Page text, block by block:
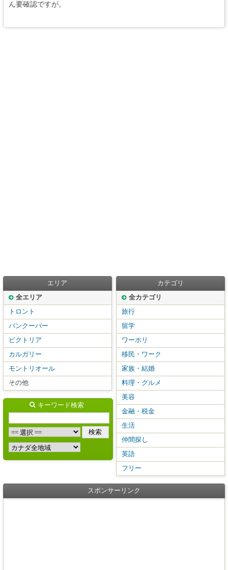
ん要確認ですが。
エリア
全エリア
トロント
バンクーバー
ビクトリア
カルガリー
モントリオール
その他
カテゴリ
全カテゴリ
旅行
留学
ワーホリ
移民・ワーク
家族・結婚
料理・グルメ
美容
金融・税金
生活
仲間探し
英語
フリー
キーワード検索
スポンサーリンク